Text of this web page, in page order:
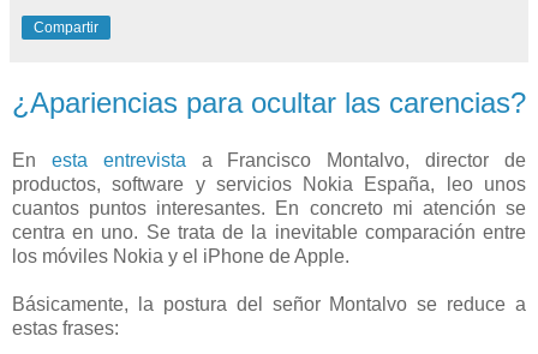
Compartir
¿Apariencias para ocultar las carencias?
En esta entrevista a Francisco Montalvo, director de
productos, software y servicios Nokia España, leo unos
cuantos puntos interesantes. En concreto mi atención se
centra en uno. Se trata de la inevitable comparación entre
los móviles Nokia y el iPhone de Apple.
Básicamente, la postura del señor Montalvo se reduce a
estas frases: